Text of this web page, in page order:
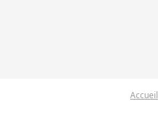
Accueil